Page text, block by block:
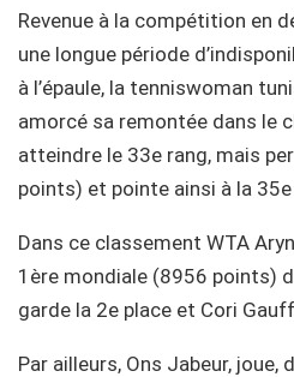
Revenue à la compétition en
une longue période
à l’épaule, la tenniswoman
amorcé sa remontée dans le
atteindre le 33e rang, mais
points) et pointe ainsi à la
Dans ce classement WTA
1ère mondiale (8956 points)
garde la 2e place et Cori
Par ailleurs, Ons Jabeur,